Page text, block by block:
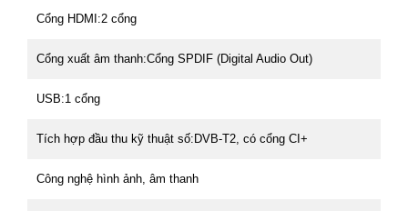
Cổng HDMI:2 cổng
Cổng xuất âm thanh:Cổng SPDIF (Digital Audio Out)
USB:1 cổng
Tích hợp đầu thu kỹ thuật số:DVB-T2, có cổng CI+
Công nghệ hình ảnh, âm thanh